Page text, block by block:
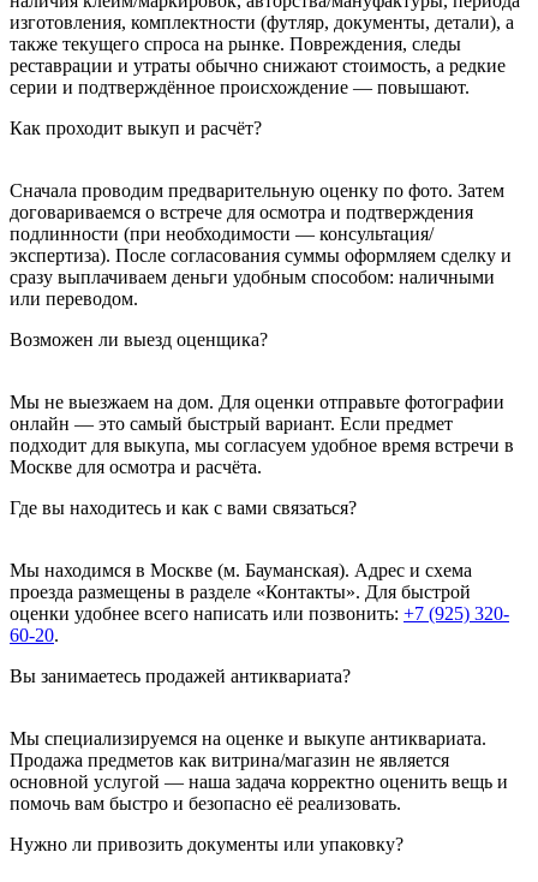
изготовления, комплектности (футляр, документы, детали), а
также текущего спроса на рынке. Повреждения, следы
реставрации и утраты обычно снижают стоимость, а редкие
серии и подтверждённое происхождение — повышают.
Как проходит выкуп и расчёт?
Сначала проводим предварительную оценку по фото. Затем
договариваемся о встрече для осмотра и подтверждения
подлинности (при необходимости — консультация/
экспертиза). После согласования суммы оформляем сделку и
сразу выплачиваем деньги удобным способом: наличными
или переводом.
Возможен ли выезд оценщика?
Мы не выезжаем на дом. Для оценки отправьте фотографии
онлайн — это самый быстрый вариант. Если предмет
подходит для выкупа, мы согласуем удобное время встречи в
Москве для осмотра и расчёта.
Где вы находитесь и как с вами связаться?
Мы находимся в Москве (м. Бауманская). Адрес и схема
проезда размещены в разделе «Контакты». Для быстрой
оценки удобнее всего написать или позвонить: +7 (925) 320-
60-20.
Вы занимаетесь продажей антиквариата?
Мы специализируемся на оценке и выкупе антиквариата.
Продажа предметов как витрина/магазин не является
основной услугой — наша задача корректно оценить вещь и
помочь вам быстро и безопасно её реализовать.
Нужно ли привозить документы или упаковку?